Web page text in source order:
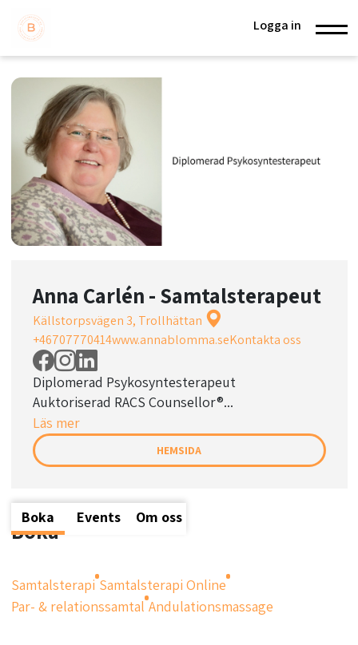
Logga in
Anna Carlén - Samtalsterapeut
Källstorpsvägen 3, Trollhättan
+46707770414www.annablomma.seKontakta oss
Diplomerad Psykosyntesterapeut
Auktoriserad RACS Counsellor®...
Läs mer
HEMSIDA
Boka Events Om oss
Boka
Samtalsterapi Samtalsterapi Online
Par- & relationssamtal Andulationsmassage